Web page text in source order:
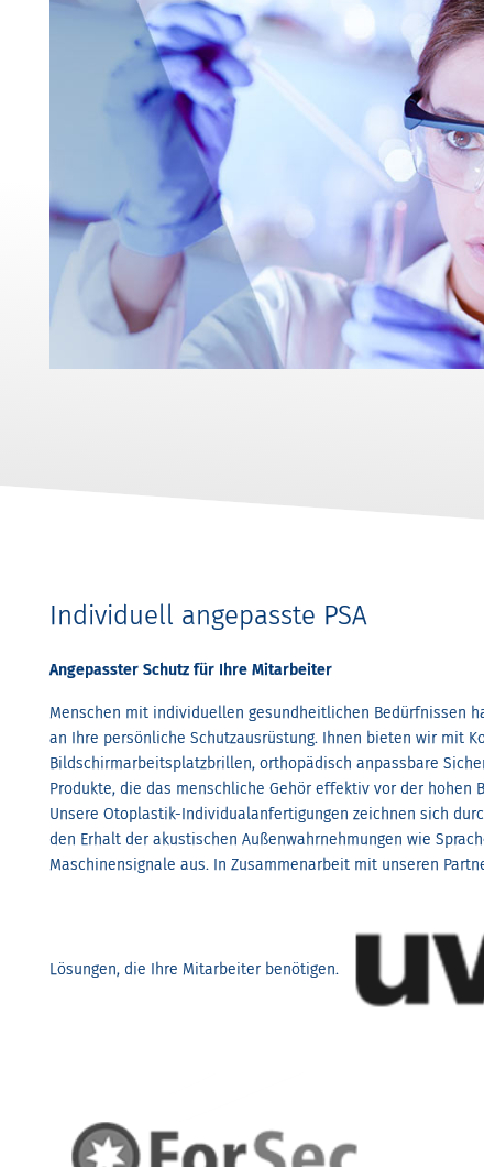
Individuell angepasste PSA
Angepasster Schutz für Ihre Mitarbeiter
Menschen mit individuellen gesundheitlichen Bedürfnissen
an Ihre persönliche Schutzausrüstung. Ihnen bieten wir mit
Bildschirmarbeitsplatzbrillen, orthopädisch anpassbare
Produkte, die das menschliche Gehör effektiv vor der hohen
Unsere Otoplastik-Individualanfertigungen zeichnen sich
den Erhalt der akustischen Außenwahrnehmungen wie
Maschinensignale aus. In Zusammenarbeit mit unseren
Lösungen, die Ihre Mitarbeiter benötigen.